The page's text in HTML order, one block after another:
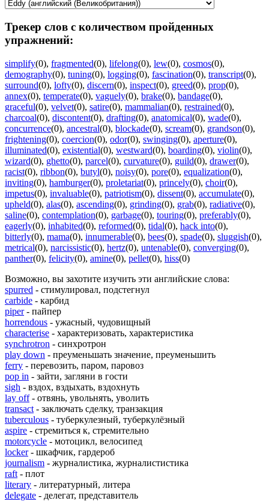
Трекер слов с количеством пройденных
упражнений:
simplify(0), fragmented(0), lifelong(0), lew(0), cosmos(0),
demography(0), tuning(0), logging(0), fascination(0), transcript(0),
surround(0), lofty(0), discern(0), inspect(0), greed(0), prop(0),
annex(0), temperate(0), vaguely(0), brake(0), bandage(0),
graceful(0), velvet(0), satire(0), mammalian(0), restrained(0),
charcoal(0), discontent(0), drafting(0), anatomical(0), wade(0),
concurrence(0), ancestral(0), blockade(0), scream(0), grandson(0),
frightening(0), coercion(0), odor(0), swinging(0), aperture(0),
illuminated(0), existential(0), westward(0), boarding(0), violin(0),
wizard(0), ghetto(0), parcel(0), curvature(0), guild(0), drawer(0),
racist(0), ribbon(0), butyl(0), noisy(0), pore(0), equalization(0),
inviting(0), hamburger(0), proletariat(0), princely(0), choir(0),
impetus(0), invaluable(0), patriotism(0), dissent(0), accumulate(0),
upheld(0), alas(0), ascending(0), grinding(0), grab(0), radiative(0),
saline(0), contemplation(0), garbage(0), touring(0), preferably(0),
eagerly(0), inhabited(0), reformed(0), tidal(0), hack into(0),
bitterly(0), mama(0), innumerable(0), bees(0), spade(0), sluggish(0),
metrical(0), narcissistic(0), hertz(0), untenable(0), converging(0),
panther(0), felicity(0), amine(0), pellet(0), hiss(0)
Возможно, вы захотите изучить эти английские слова:
spurred - стимулировал, подстегнул
carbide - карбид
piper- пайпер
horrendous - ужасный, чудовищный
characterise - характеризовать, характеристика
synchrotron - синхротрон
play down - преуменьшать значение, преуменьшить
ferry - перевозить, паром, паровоз
pop in - зайти, загляни в гости
sigh - вздох, вздыхать, вздохнуть
lay off- отвянь, увольнять, уволить
transact - заключать сделку, транзакция
tuberculous - туберкулезный, туберкулёзный
aspire - стремиться к, стремительно
motorcycle - мотоцикл, велосипед
locker- шкафчик, гардероб
journalism - журналистика, журналистистика
raft - плот
literary - литературный, литера
delegate - делегат, представитель